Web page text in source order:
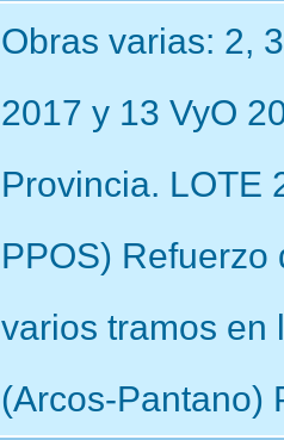
Obras varias: 2,
2017 y 13 VyO
Provincia. LOTE
PPOS) Refuerzo
varios tramos en
(Arcos-Pantano)